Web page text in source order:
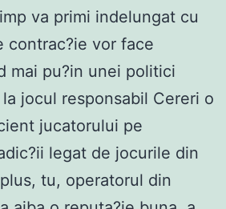
va primi indelungat cu
contrac?ie vor face
mai pu?in unei politici
jocul responsabil Cereri o
jucatorului pe
legat de jocurile din
tu, operatorul din